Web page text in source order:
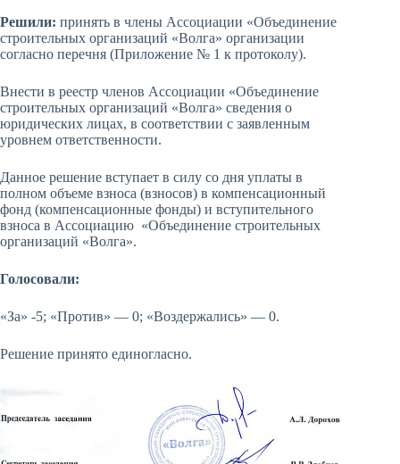
Решили: принять в члены Ассоциации «Объединение
строительных организаций «Волга» организации
согласно перечня (Приложение № 1 к протоколу).
Внести в реестр членов Ассоциации «Объединение
строительных организаций «Волга» сведения о
юридических лицах, в соответствии с заявленным
уровнем ответственности.
Данное решение вступает в силу со дня уплаты в
полном объеме взноса (взносов) в компенсационный
фонд (компенсационные фонды) и вступительного
взноса в Ассоциацию «Объединение строительных
организаций «Волга».
Голосовали:
«За» -5; «Против» — 0; «Воздержались» — 0.
Решение принято единогласно.